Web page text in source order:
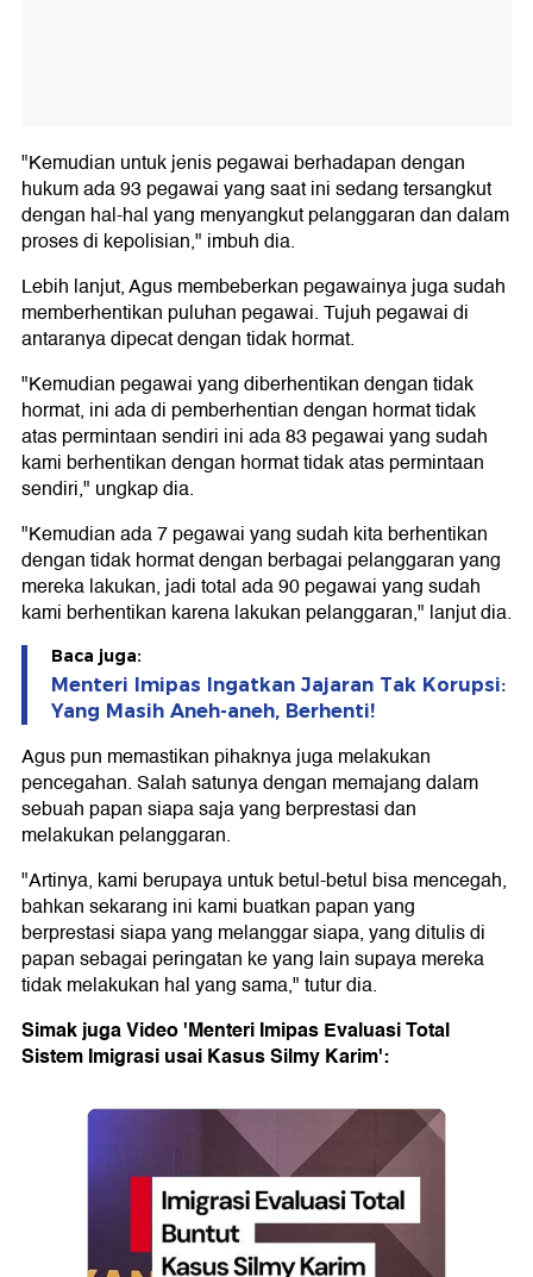
"Kemudian untuk jenis pegawai berhadapan dengan
hukum ada 93 pegawai yang saat ini sedang tersangkut
dengan hal-hal yang menyangkut pelanggaran dan dalam
proses di kepolisian," imbuh dia.
Lebih lanjut, Agus membeberkan pegawainya juga sudah
memberhentikan puluhan pegawai. Tujuh pegawai di
antaranya dipecat dengan tidak hormat.
"Kemudian pegawai yang diberhentikan dengan tidak
hormat, ini ada di pemberhentian dengan hormat tidak
atas permintaan sendiri ini ada 83 pegawai yang sudah
kami berhentikan dengan hormat tidak atas permintaan
sendiri," ungkap dia.
"Kemudian ada 7 pegawai yang sudah kita berhentikan
dengan tidak hormat dengan berbagai pelanggaran yang
mereka lakukan, jadi total ada 90 pegawai yang sudah
kami berhentikan karena lakukan pelanggaran," lanjut dia.
Baca juga:
Menteri Imipas Ingatkan Jajaran Tak Korupsi:
Yang Masih Aneh-aneh, Berhenti!
Agus pun memastikan pihaknya juga melakukan
pencegahan. Salah satunya dengan memajang dalam
sebuah papan siapa saja yang berprestasi dan
melakukan pelanggaran.
"Artinya, kami berupaya untuk betul-betul bisa mencegah,
bahkan sekarang ini kami buatkan papan yang
berprestasi siapa yang melanggar siapa, yang ditulis di
papan sebagai peringatan ke yang lain supaya mereka
tidak melakukan hal yang sama," tutur dia.
Simak juga Video 'Menteri Imipas Evaluasi Total
Sistem Imigrasi usai Kasus Silmy Karim':